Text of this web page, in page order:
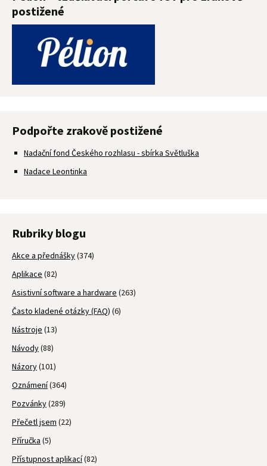
postižené
Podpořte zrakově postižené
Nadační fond Českého rozhlasu - sbírka Světluška
Nadace Leontinka
Rubriky blogu
Akce a přednášky(374)
Aplikace (82)
Asistivní software a hardware (263)
Často kladené otázky (FAQ) (6)
Nástroje (13)
Návody(88)
Názory(101)
Oznámení(364)
Pozvánky(289)
Přečetl jsem (22)
Příručka (5)
Přístupnost aplikací(82)